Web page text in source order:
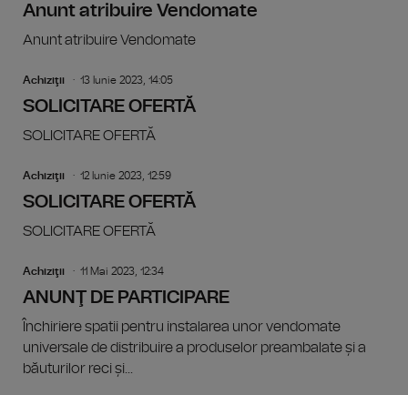
Anunt atribuire Vendomate
Anunt atribuire Vendomate
Achiziţii 13 Iunie 2023, 14:05
SOLICITARE OFERTĂ
SOLICITARE OFERTĂ
Achiziţii 12 Iunie 2023, 12:59
SOLICITARE OFERTĂ
SOLICITARE OFERTĂ
Achiziţii 11 Mai 2023, 12:34
ANUNŢ DE PARTICIPARE
Închiriere spatii pentru instalarea unor vendomate
universale de distribuire a produselor preambalate și a
băuturilor reci și...